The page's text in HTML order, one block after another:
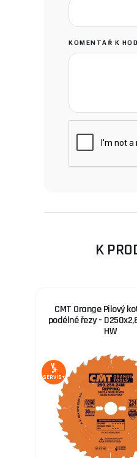
KOMENTÁŘ K
K
CMT Orange Pilový
podélné řezy -
HW
SERVIS+